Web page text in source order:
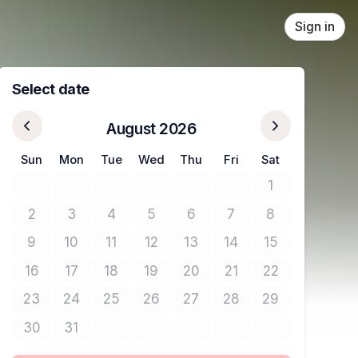
Sign in
Select date
August 2026
Sun Mon Tue Wed Thu Fri Sat
1No tickets
2No tickets available
3No tickets available
4No tickets available
5No tickets available
6No tickets available
7No tickets available
8No tickets
9No tickets available
10No tickets available
11No tickets available
12No tickets available
13No tickets available
14No tickets available
15No tickets
16No tickets available
17No tickets available
18No tickets available
19No tickets available
20No tickets available
21No tickets available
22No tickets
23No tickets available
24No tickets available
25No tickets available
26No tickets available
27No tickets available
28No tickets available
29No tickets
30No tickets available
31No tickets available